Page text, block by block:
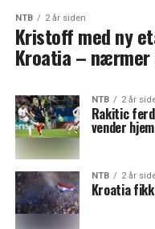
NTB 2 år siden
Kristoff med ny
Kroatia – nærmer
NTB 2 år
Rakitic
vender
NTB 2 år
Kroatia